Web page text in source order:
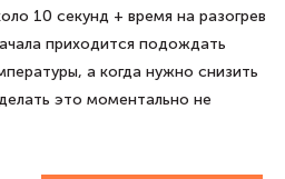
10 секунд + время на разогрев
приходится подождать
а когда нужно снизить
это моментально не